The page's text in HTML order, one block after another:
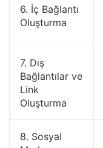
6. İç Bağlantı
Oluşturma
7. Dış
Bağlantılar ve
Link
Oluşturma
8. Sosyal